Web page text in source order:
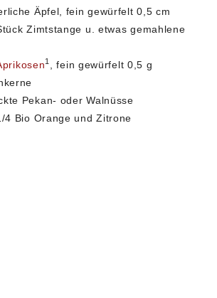
Äpfel, fein gewürfelt 0,5 cm
Zimtstange u. etwas gemahlene
1
, fein gewürfelt 0,5 g
Pekan- oder Walnüsse
4 Bio Orange und Zitrone